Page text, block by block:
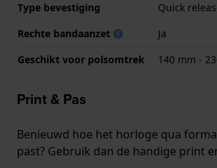
Type bevestiging
Quick
Rechte bandaanzet
Ja
Geschikt voor polsomtrek
140 mm -
Print & Pas
Benieuwd hoe het horloge qua
past? Gebruik dan de handige print